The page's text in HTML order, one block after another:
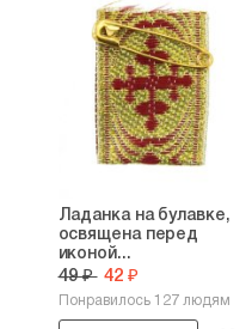
Ладанка на булавке,
освящена перед
иконой...
49 ₽ 42 ₽
Понравилось 127 людям